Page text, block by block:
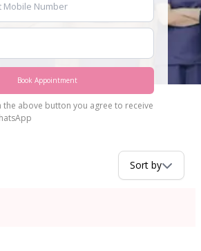
Book Appointment
the above button you agree to receive
Sort by